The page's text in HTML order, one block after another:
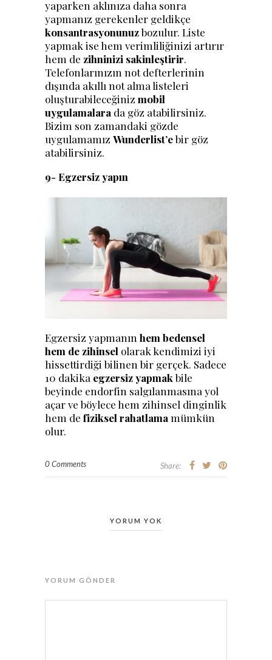
yaparken aklınıza daha sonra
yapmanız gerekenler geldikçe
konsantrasyonunuzbozulur. Liste
yapmak ise hem verimliliğinizi artırır
hem de zihninizi sakinleştirir.
Telefonlarınızın not defterlerinin
dışında akıllı not alma listeleri
oluşturabileceğiniz mobil
uygulamalara da göz atabilirsiniz.
Bizim son zamandaki gözde
uygulamamız Wunderlist’ebir göz
atabilirsiniz.
9- Egzersiz yapın
Egzersiz yapmanın hem bedensel
hem de zihinsel olarak kendimizi iyi
hissettirdiği bilinen bir gerçek. Sadece
10 dakika egzersiz yapmakbile
beyinde endorfin salgılanmasına yol
açar ve böylece hem zihinsel dinginlik
hem de fiziksel rahatlama mümkün
olur.
0 Comments Share:
YORUM YOK
YORUM GÖNDER